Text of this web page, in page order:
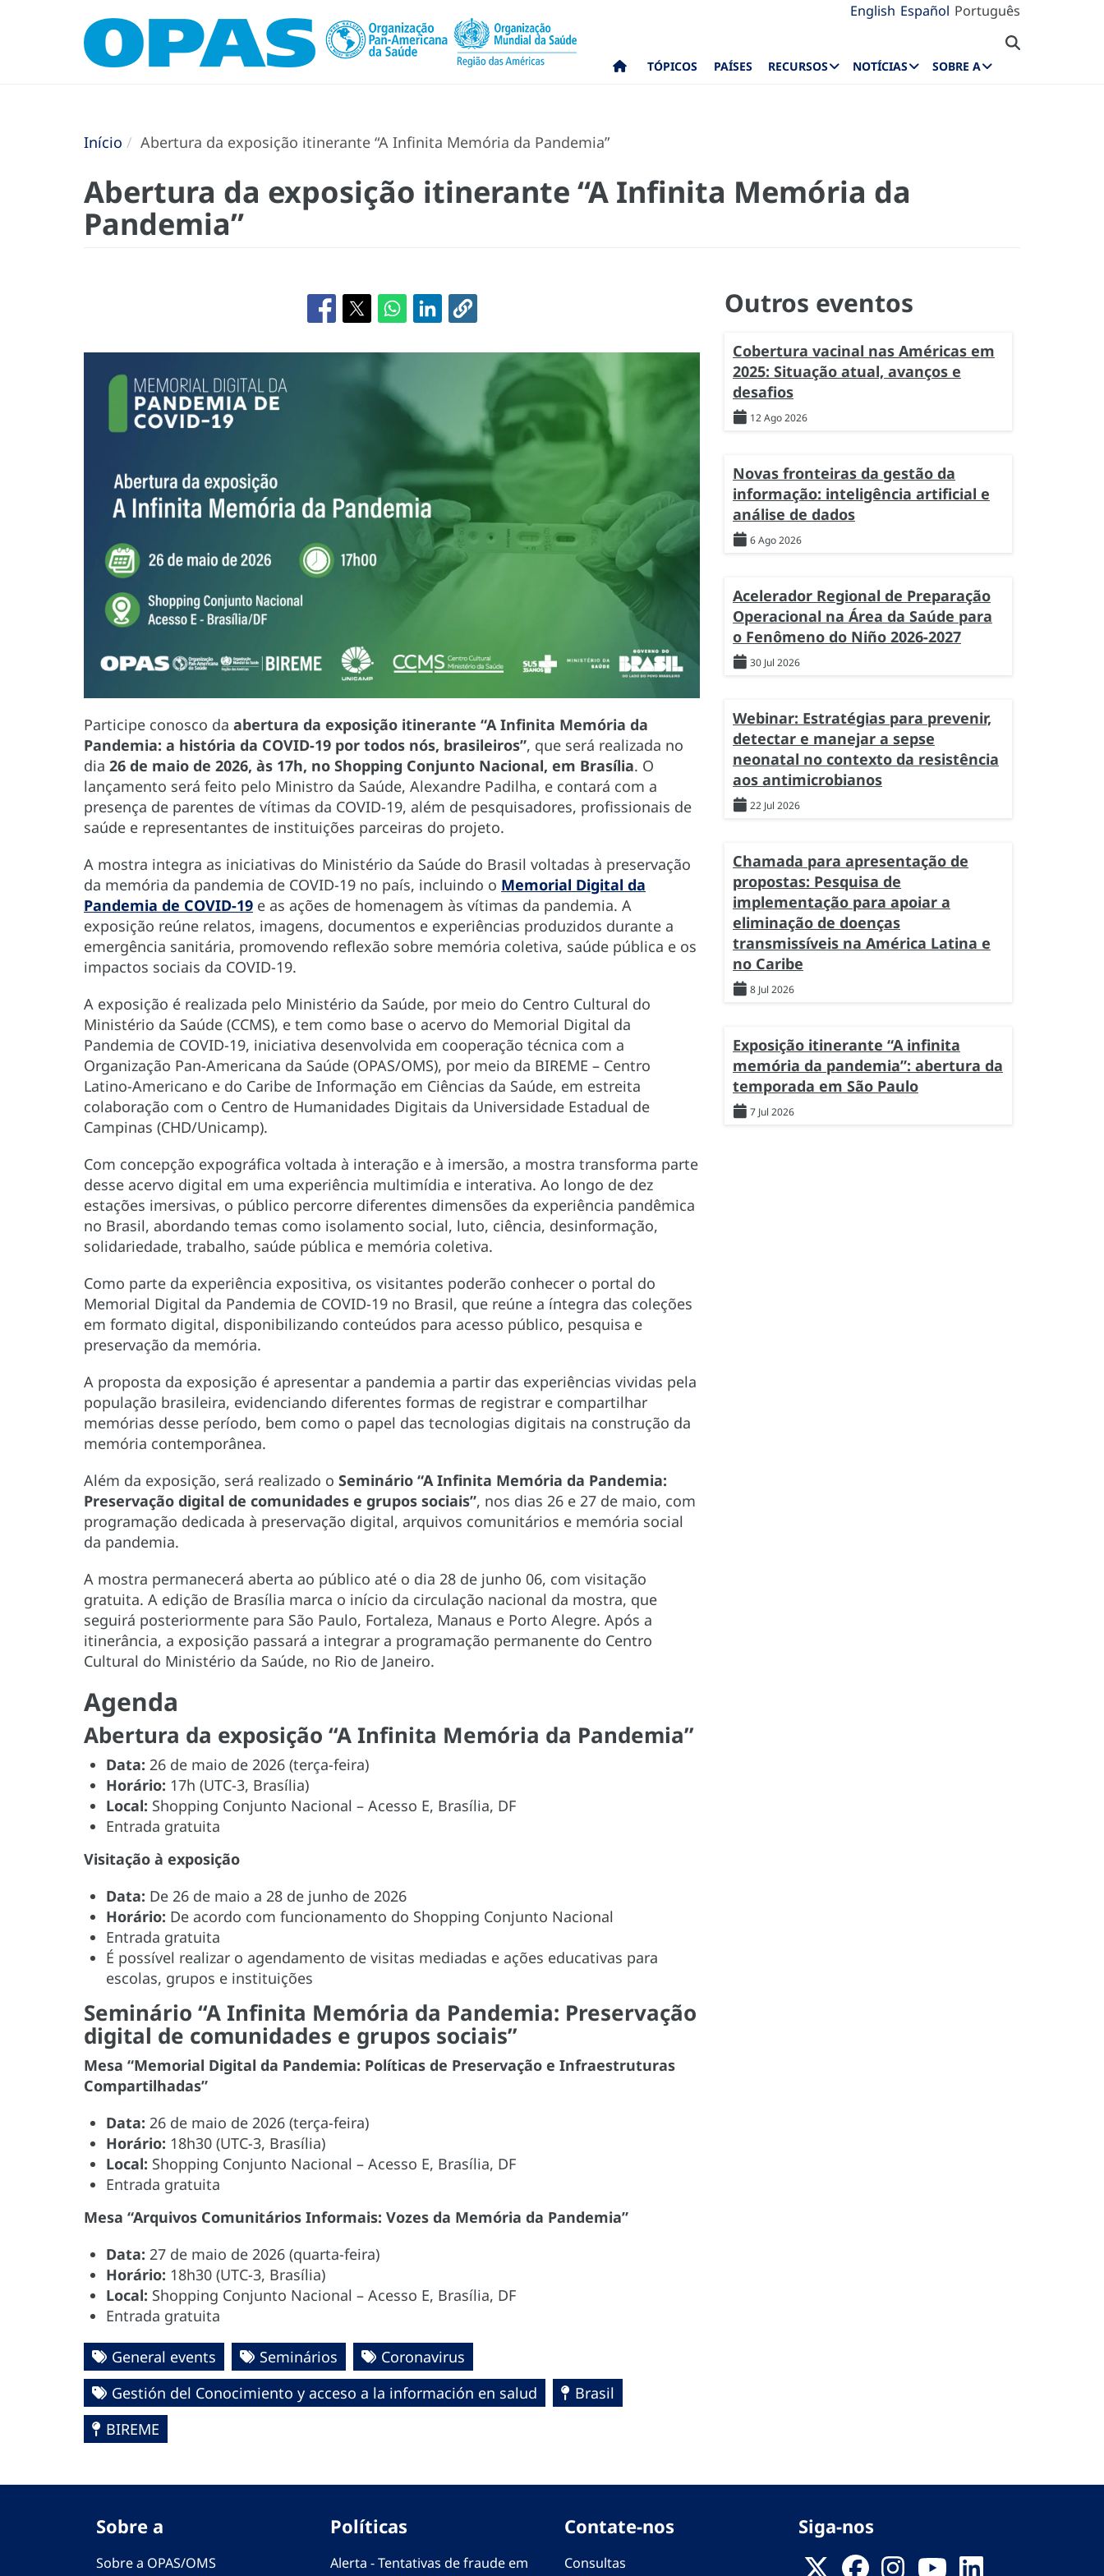
English Español Português
TÓPICOS PAÍSES RECURSOS NOTÍCIAS SOBRE A
Início Abertura da exposição itinerante “A Infinita Memória da Pandemia”
Abertura da exposição itinerante “A Infinita Memória da
Pandemia”
Participe conosco da abertura da exposição itinerante “A Infinita Memória da
Pandemia: a história da COVID-19 por todos nós, brasileiros”, que será realizada no
dia 26 de maio de 2026, às 17h, no Shopping Conjunto Nacional, em Brasília. O
lançamento será feito pelo Ministro da Saúde, Alexandre Padilha, e contará com a
presença de parentes de vítimas da COVID-19, além de pesquisadores, profissionais de
saúde e representantes de instituições parceiras do projeto.
A mostra integra as iniciativas do Ministério da Saúde do Brasil voltadas à preservação
da memória da pandemia de COVID-19 no país, incluindo o Memorial Digital da
Pandemia de COVID-19 e as ações de homenagem às vítimas da pandemia. A
exposição reúne relatos, imagens, documentos e experiências produzidos durante a
emergência sanitária, promovendo reflexão sobre memória coletiva, saúde pública e os
impactos sociais da COVID-19.
A exposição é realizada pelo Ministério da Saúde, por meio do Centro Cultural do
Ministério da Saúde (CCMS), e tem como base o acervo do Memorial Digital da
Pandemia de COVID-19, iniciativa desenvolvida em cooperação técnica com a
Organização Pan-Americana da Saúde (OPAS/OMS), por meio da BIREME – Centro
Latino-Americano e do Caribe de Informação em Ciências da Saúde, em estreita
colaboração com o Centro de Humanidades Digitais da Universidade Estadual de
Campinas (CHD/Unicamp).
Com concepção expográfica voltada à interação e à imersão, a mostra transforma parte
desse acervo digital em uma experiência multimídia e interativa. Ao longo de dez
estações imersivas, o público percorre diferentes dimensões da experiência pandêmica
no Brasil, abordando temas como isolamento social, luto, ciência, desinformação,
solidariedade, trabalho, saúde pública e memória coletiva.
Como parte da experiência expositiva, os visitantes poderão conhecer o portal do
Memorial Digital da Pandemia de COVID-19 no Brasil, que reúne a íntegra das coleções
em formato digital, disponibilizando conteúdos para acesso público, pesquisa e
preservação da memória.
A proposta da exposição é apresentar a pandemia a partir das experiências vividas pela
população brasileira, evidenciando diferentes formas de registrar e compartilhar
memórias desse período, bem como o papel das tecnologias digitais na construção da
memória contemporânea.
Além da exposição, será realizado o Seminário “A Infinita Memória da Pandemia:
Preservação digital de comunidades e grupos sociais”, nos dias 26 e 27 de maio, com
programação dedicada à preservação digital, arquivos comunitários e memória social
da pandemia.
A mostra permanecerá aberta ao público até o dia 28 de junho 06, com visitação
gratuita. A edição de Brasília marca o início da circulação nacional da mostra, que
seguirá posteriormente para São Paulo, Fortaleza, Manaus e Porto Alegre. Após a
itinerância, a exposição passará a integrar a programação permanente do Centro
Cultural do Ministério da Saúde, no Rio de Janeiro.
Agenda
Abertura da exposição “A Infinita Memória da Pandemia”
Data: 26 de maio de 2026 (terça-feira)
Horário: 17h (UTC-3, Brasília)
Local: Shopping Conjunto Nacional – Acesso E, Brasília, DF
Entrada gratuita
Visitação à exposição
Data: De 26 de maio a 28 de junho de 2026
Horário: De acordo com funcionamento do Shopping Conjunto Nacional
Entrada gratuita
É possível realizar o agendamento de visitas mediadas e ações educativas para
escolas, grupos e instituições
Seminário “A Infinita Memória da Pandemia: Preservação
digital de comunidades e grupos sociais”
Mesa “Memorial Digital da Pandemia: Políticas de Preservação e Infraestruturas
Compartilhadas”
Data: 26 de maio de 2026 (terça-feira)
Horário: 18h30 (UTC-3, Brasília)
Local: Shopping Conjunto Nacional – Acesso E, Brasília, DF
Entrada gratuita
Mesa “Arquivos Comunitários Informais: Vozes da Memória da Pandemia”
Data: 27 de maio de 2026 (quarta-feira)
Horário: 18h30 (UTC-3, Brasília)
Local: Shopping Conjunto Nacional – Acesso E, Brasília, DF
Entrada gratuita
General events Seminários
Coronavirus
Gestión del Conocimiento y acceso a la información en salud
Brasil
BIREME
Outros eventos
Cobertura vacinal nas Américas em
2025: Situação atual, avanços e
desafios
12 Ago 2026
Novas fronteiras da gestão da
informação: inteligência artificial e
análise de dados
6 Ago 2026
Acelerador Regional de Preparação
Operacional na Área da Saúde para
o Fenômeno do Niño 2026-2027
30 Jul 2026
Webinar: Estratégias para prevenir,
detectar e manejar a sepse
neonatal no contexto da resistência
aos antimicrobianos
22 Jul 2026
Chamada para apresentação de
propostas: Pesquisa de
implementação para apoiar a
eliminação de doenças
transmissíveis na América Latina e
no Caribe
8 Jul 2026
Exposição itinerante “A infinita
memória da pandemia”: abertura da
temporada em São Paulo
7 Jul 2026
Sobre a
Sobre a OPAS/OMS
Políticas
Alerta - Tentativas de fraude em
Contate-nos
Consultas
Siga-nos